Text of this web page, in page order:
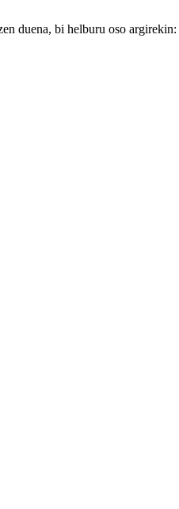
duena, bi helburu oso